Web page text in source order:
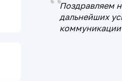
Поздравляем
дальнейших